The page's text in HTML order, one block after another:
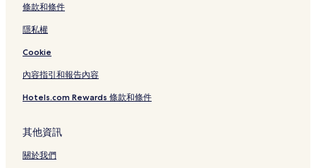
條款和條件
隱私權
Cookie
內容指引和報告內容
Hotels.com Rewards 條款和條件
其他資訊
關於我們